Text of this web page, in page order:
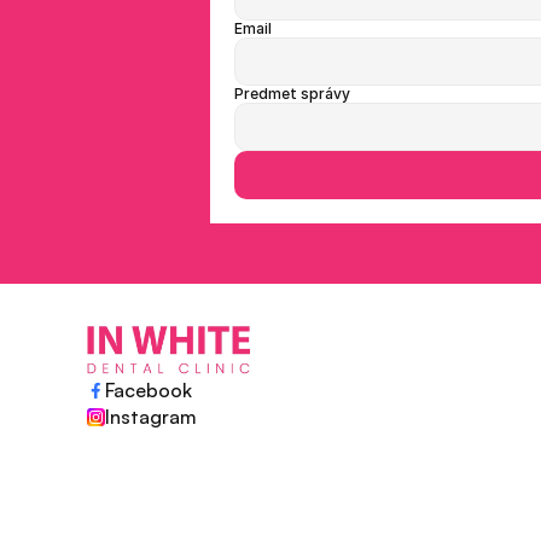
Email
Predmet správy
Facebook
Instagram